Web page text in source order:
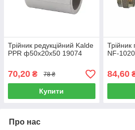
Трійник редукційний Kalde
PPR ф50х20х50 19074
70,20 ₴ 78 ₴
Купити
NF-
84,60
Про нас